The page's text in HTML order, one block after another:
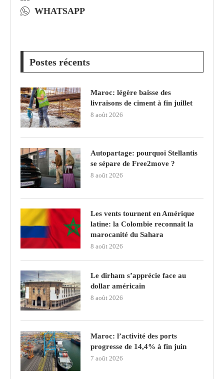
WHATSAPP
Postes récents
Maroc: légère baisse des
livraisons de ciment à fin juillet
8 août 2026
Autopartage: pourquoi Stellantis
se sépare de Free2move ?
8 août 2026
Les vents tournent en Amérique
latine: la Colombie reconnaît la
marocanité du Sahara
8 août 2026
Le dirham s’apprécie face au
dollar américain
8 août 2026
Maroc: l’activité des ports
progresse de 14,4% à fin juin
7 août 2026